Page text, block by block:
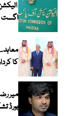
اگست
کا
میر
بورڈ